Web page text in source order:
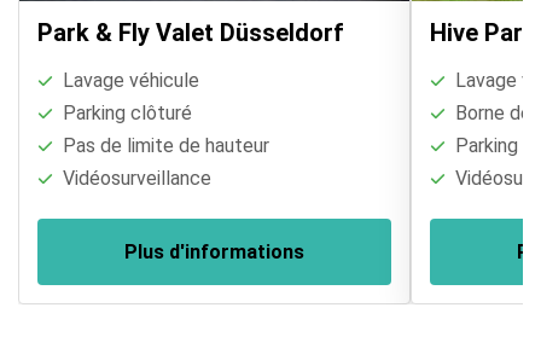
Park & Fly Valet Düsseldorf
Lavage véhicule
Parking clôturé
Pas de limite de hauteur
Vidéosurveillance
Plus d'informations
Hive
Lavage
Borne de
Parking